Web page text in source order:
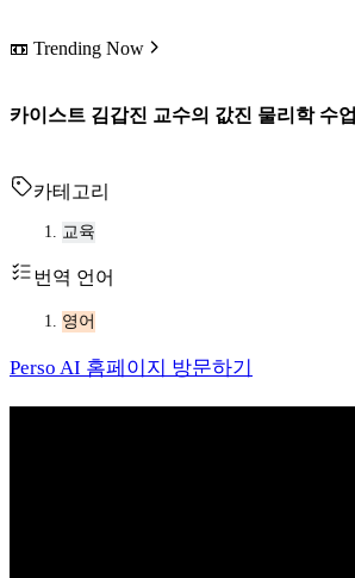
📼 Trending Now
카이스트 김갑진 교수의 값진 물리학 수업
카테고리
교육
번역 언어
영어
Perso AI 홈페이지 방문하기